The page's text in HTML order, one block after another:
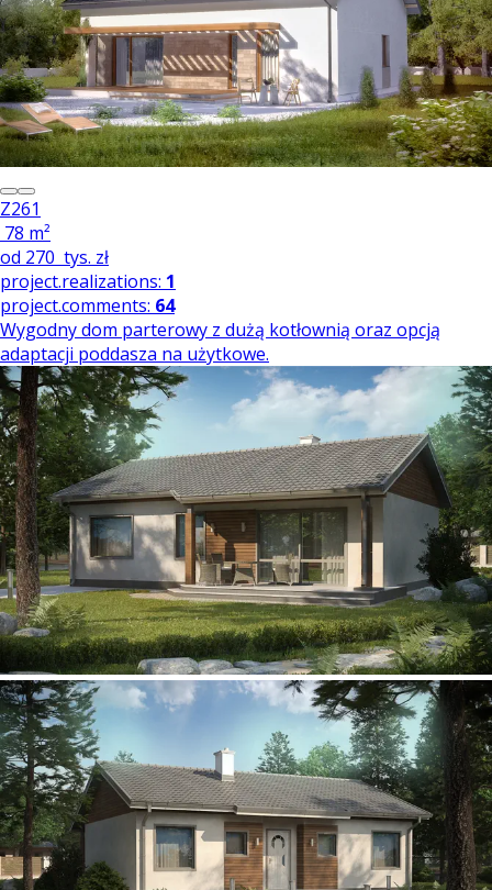
Z261
78 m²
od 270 tys. zł
project.realizations: 1
project.comments: 64
Wygodny dom parterowy z dużą kotłownią oraz opcją
adaptacji poddasza na użytkowe.